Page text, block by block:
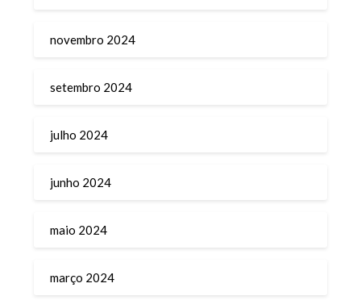
novembro 2024
setembro 2024
julho 2024
junho 2024
maio 2024
março 2024